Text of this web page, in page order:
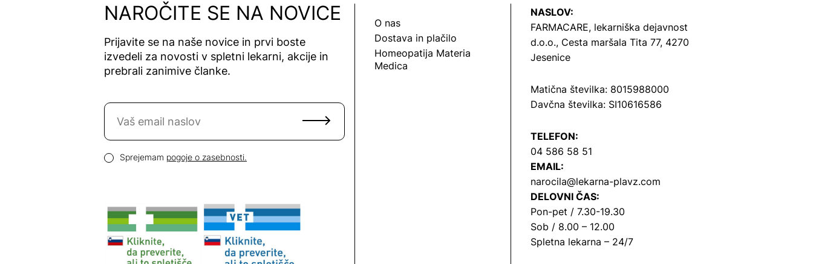
NAROČITE SE NA NOVICE
Prijavite se na naše novice in prvi boste
izvedeli za novosti v spletni lekarni, akcije in
prebrali zanimive članke.
Naročite se na novice
Pogoji zasebnosti
Sprejemam pogoje o zasebnosti.
O nas
Dostava in plačilo
Homeopatija Materia
Medica
NASLOV:
FARMACARE, lekarniška dejavnost
d.o.o., Cesta maršala Tita 77, 4270
Jesenice
Matična številka: 8015988000
Davčna številka: SI10616586
TELEFON:
04 586 58 51
EMAIL:
narocila@lekarna-plavz.com
DELOVNI ČAS:
Pon-pet / 7.30-19.30
Sob / 8.00 – 12.00
Spletna lekarna – 24/7